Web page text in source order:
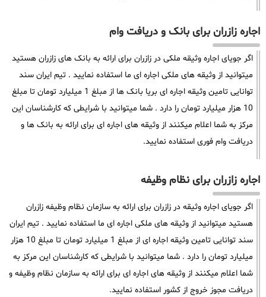
اجاره زازران برای بانک و دریافت وام
اگر جویای اجاره وثیقه ملکی در زازران برای ارائه به بانک های زازران هستید
میتوانید از وثیقه های ملکی اجاره ای ما استفاده نمایید . تیم ایران سند
توانایی تامین وثیقه اجاره ای بریا بانک ها از مبلغ 1 میلیارد تومان تا مبلغ
10 هزار میلیارد تومان را دارد . شما میتوانید با شرایطی که کارشناسان این
مرکز به شما اعلام میکنند از وثیقه های اجاره ای برای ارائه به بانک ها و
دریافت وام فوری استفاده نمایید.
اجاره زازران برای نظام وظیفه
اگر جویای اجاره وثیقه در زازران برای ارائه به سازمان نظام وظیفه زازران
هستید میتوانید از وثیقه های ملکی اجاره ای ما استفاده نمایید . تیم ایران
سند توانایی تامین وثیقه اجاره ای از مبلغ 1 میلیارد تومان تا مبلغ 10 هزار
میلیارد تومان را دارد . شما میتوانید با شرایطی که کارشناسان این مرکز به
شما اعلام میکنند از وثیقه های اجاره ای برای ارائه به سازمان نظام وظیفه و
دریافت مجوز خروج از کشور استفاده نمایید.